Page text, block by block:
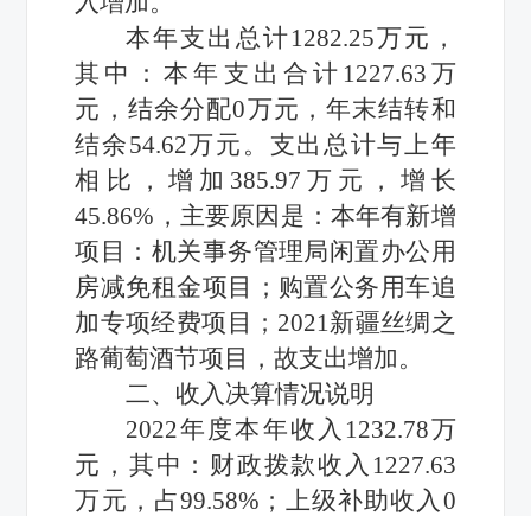
本年支出 总计1282.25万元 ，
其中：本年支出合计 1227.63万
元 ， 结余分配0万元 ，年末结转和
结余54.62万元 。 支出 总计与上年
相比
， 增加 385.97 万元 ， 增长
45.86% ，主要原因是 ：本年有新增
项目 ：机关事务管理局闲置办公用
房减免租金项目；购置公务用车追
加专项经费项目； 2021新疆丝绸之
路葡萄酒节项目 ，故支出增加。
二、 收入决算情况说明
2022年度本年收入 1232.78万
元，其中：财政拨款收入1227.63
万元，占99.58%；上级补助收入 0